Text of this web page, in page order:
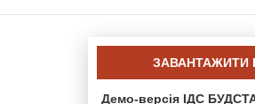
ЗАВАНТАЖИТИ
Демо-версія ІДС